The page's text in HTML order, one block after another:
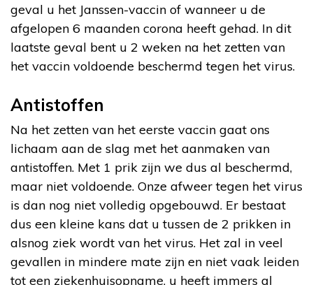
geval u het Janssen-vaccin of wanneer u de
afgelopen 6 maanden corona heeft gehad. In dit
laatste geval bent u 2 weken na het zetten van
het vaccin voldoende beschermd tegen het virus.
Antistoffen
Na het zetten van het eerste vaccin gaat ons
lichaam aan de slag met het aanmaken van
antistoffen. Met 1 prik zijn we dus al beschermd,
maar niet voldoende. Onze afweer tegen het virus
is dan nog niet volledig opgebouwd. Er bestaat
dus een kleine kans dat u tussen de 2 prikken in
alsnog ziek wordt van het virus. Het zal in veel
gevallen in mindere mate zijn en niet vaak leiden
tot een ziekenhuisopname, u heeft immers al